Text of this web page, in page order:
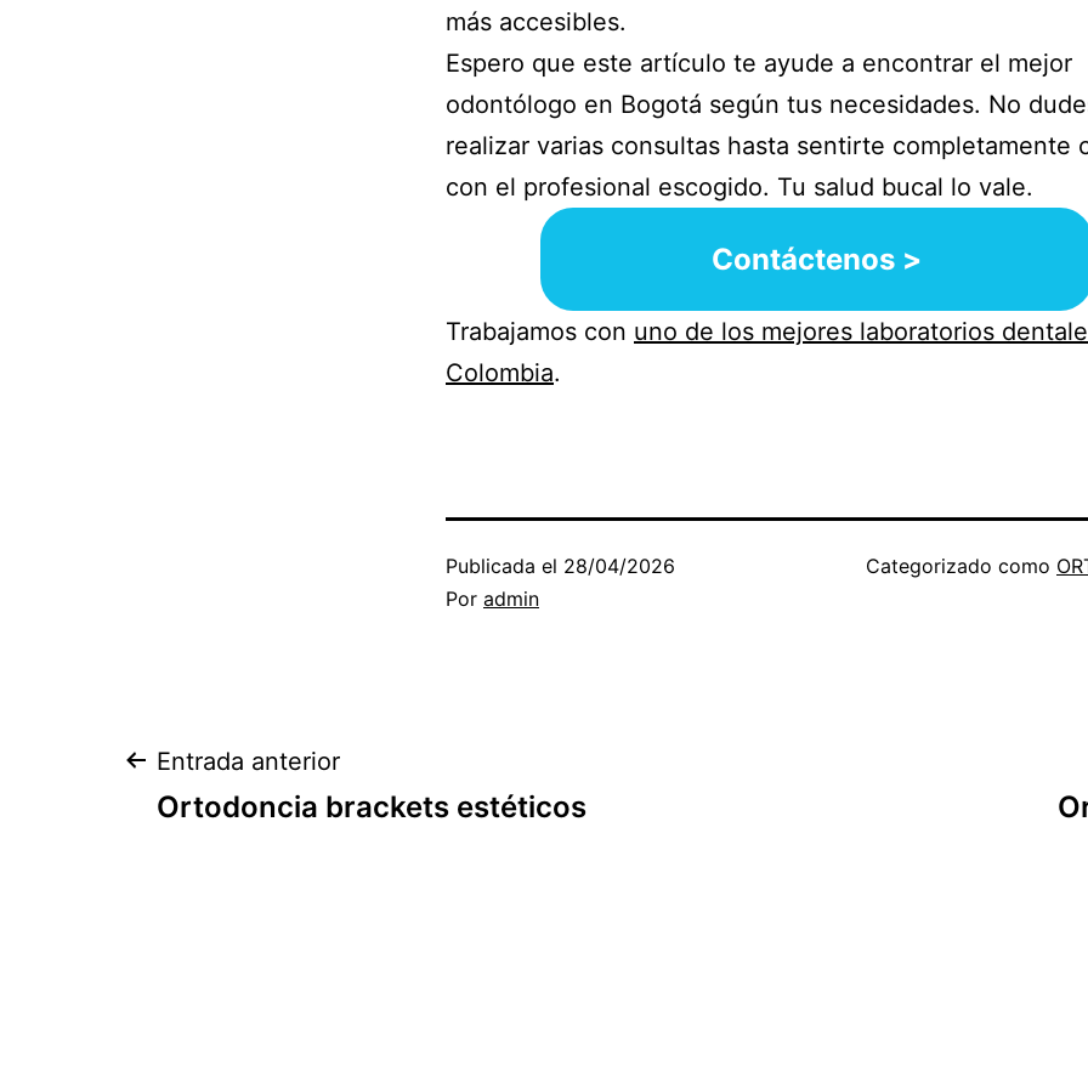
más accesibles.
Espero que este artículo te ayude a encontrar el mejor
odontólogo en Bogotá según tus necesidades. No
realizar varias consultas hasta sentirte completamente
con el profesional escogido. Tu salud bucal lo vale.
Contáctenos >
Trabajamos con uno de los mejores laboratorios
Colombia.
Publicada el 28/04/2026
Por admin
Categorizado como
Navegación
Entrada anterior
Ortodoncia brackets estéticos